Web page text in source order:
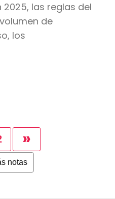
2025, las reglas del
de
los
»
notas